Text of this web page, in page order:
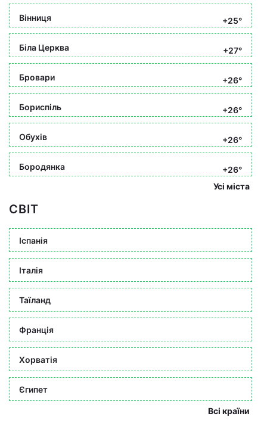
Вінниця +25°
Біла Церква +27°
Бровари +26°
Бориспіль +26°
Обухів +26°
Бородянка
+26°
Усі міста
СВІТ
Іспанія
Італія
Таїланд
Франція
Хорватія
Єгипет
Всі країни